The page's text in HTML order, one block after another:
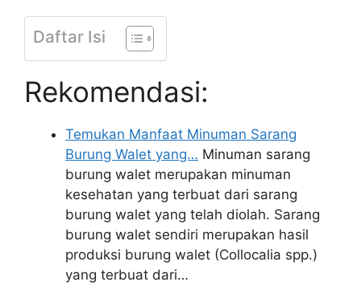
Daftar Isi
Rekomendasi:
Temukan Manfaat Minuman Sarang
Burung Walet yang… Minuman sarang
burung walet merupakan minuman
kesehatan yang terbuat dari sarang
burung walet yang telah diolah. Sarang
burung walet sendiri merupakan hasil
produksi burung walet (Collocalia spp.)
yang terbuat dari…